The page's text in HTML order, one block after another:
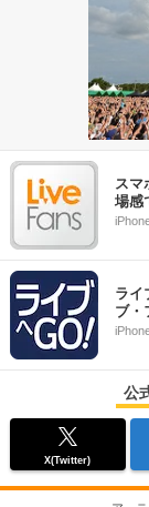
スマ
場感
ライ
ブ・
公
X(Twitter)